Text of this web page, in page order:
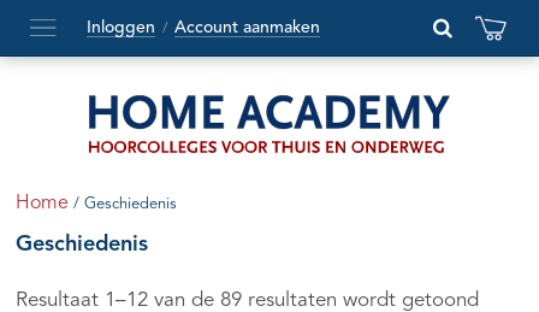
Hoofdmenu
openen
Inloggen / Account aanmaken
Home / Geschiedenis
Geschiedenis
Resultaat 1–12 van de 89 resultaten wordt getoond